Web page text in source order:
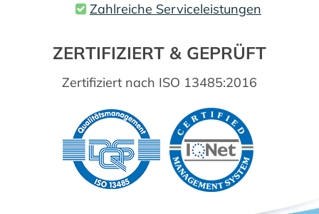
Zahlreiche Serviceleistungen
ZERTIFIZIERT & GEPRÜFT
Zertifiziert nach ISO 13485:2016